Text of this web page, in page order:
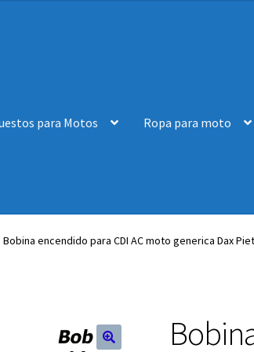
para Motos Ropa para moto
Bobina encendido para CDI AC moto generica Dax